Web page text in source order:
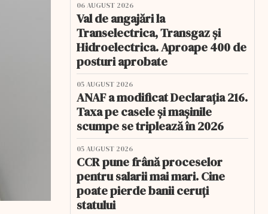
06 AUGUST 2026
Val de angajări la
Transelectrica, Transgaz și
Hidroelectrica. Aproape 400 de
posturi aprobate
05 AUGUST 2026
ANAF a modificat Declarația 216.
Taxa pe casele și mașinile
scumpe se triplează în 2026
05 AUGUST 2026
CCR pune frână proceselor
pentru salarii mai mari. Cine
poate pierde banii ceruți
statului